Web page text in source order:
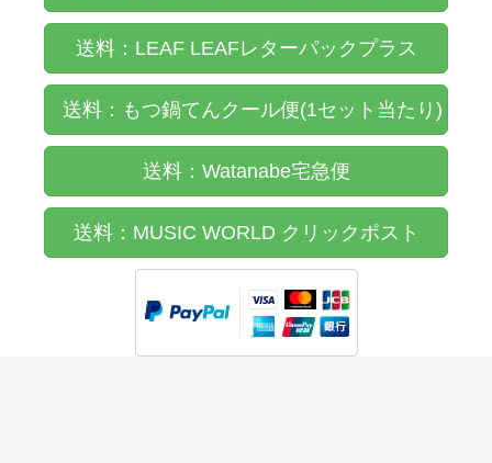
送料：LEAF LEAFレターパックプラス
送料：もつ鍋てんクール便(1セット当たり)
送料：Watanabe宅急便
送料：MUSIC WORLD クリックポスト